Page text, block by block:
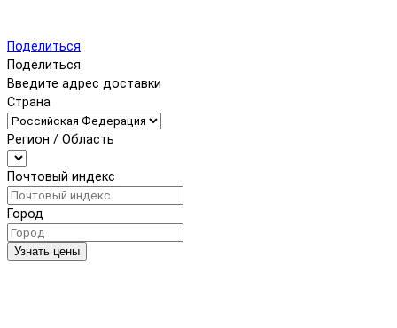
Поделиться
Поделиться
Введите адрес доставки
Страна
Регион / Область
Почтовый индекс
Город
Узнать цены